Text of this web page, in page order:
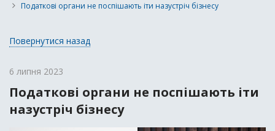
Податкові органи не поспішають іти назустріч бізнесу
Повернутися назад
6 липня 2023
Податкові органи не поспішають іти
назустріч бізнесу